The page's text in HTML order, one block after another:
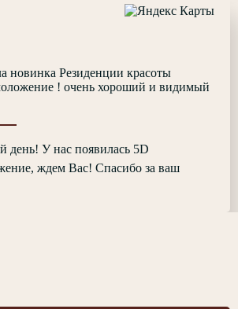
новинка Резиденции красоты
! очень хороший и видимый
день! У нас появилась 5D
ждем Вас! Спасибо за ваш